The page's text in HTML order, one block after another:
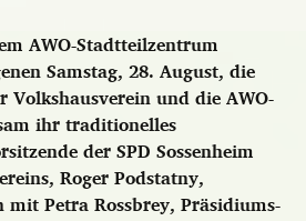
AWO-Stadtteilzentrum
Samstag, 28. August, die
Volkshausverein und die AWO-
ihr traditionelles
der SPD Sossenheim
Roger Podstatny,
Petra Rossbrey, Präsidiums-